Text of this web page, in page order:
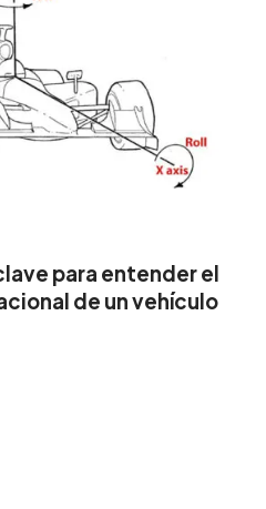
para entender el
de un vehículo